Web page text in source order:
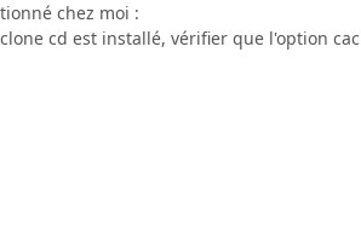
chez moi :
cd est installé, vérifier que l'option